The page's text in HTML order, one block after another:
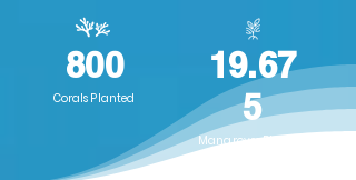
800
Corals Planted
19.67
5
Mangroves Planted